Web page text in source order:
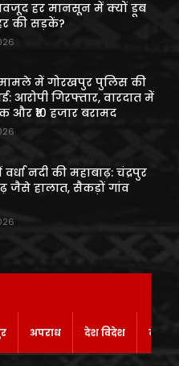
हर मानसून में क्यों डूब
की सड़कें?
में गोरखपुर पुलिस की
आरोपी गिरफ्तार, वारदात में
और ₹10 हजार बरामद
वर्धा नदी की महाबाढ़: चंद्रपुर
जैसे हालात, सैकड़ों गांव
अपराध देश विदेश